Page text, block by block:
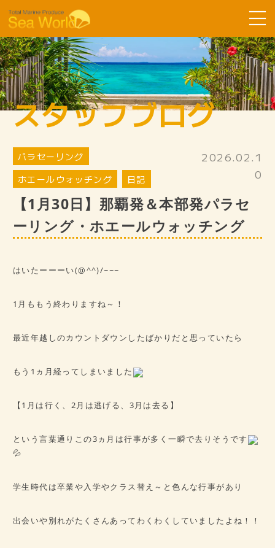
Sea Worldについて
コース紹介
ツアーの流れ
お客様の声
SDGsへ取り組み
スタッフ紹介
ギャラリー
★ご予約はこちら★
会社概要
スタッフブログ
パラセーリング
ホエールウォッチング
日記
2026.02.1
0
【1月30日】那覇発＆本部発パラセ
ーリング・ホエールウォッチング
はいたーーーい(@^^)/~~~
1月ももう終わりますね～！
最近年越しのカウントダウンしたばかりだと思っていたら
もう1ヵ月経ってしまいました
【1月は行く、2月は逃げる、3月は去る】
という言葉通りこの3ヵ月は行事が多く一瞬で去りそうです
💦
学生時代は卒業や入学やクラス替え～と色んな行事があり
出会いや別れがたくさんあってわくわくしていましたよね！！